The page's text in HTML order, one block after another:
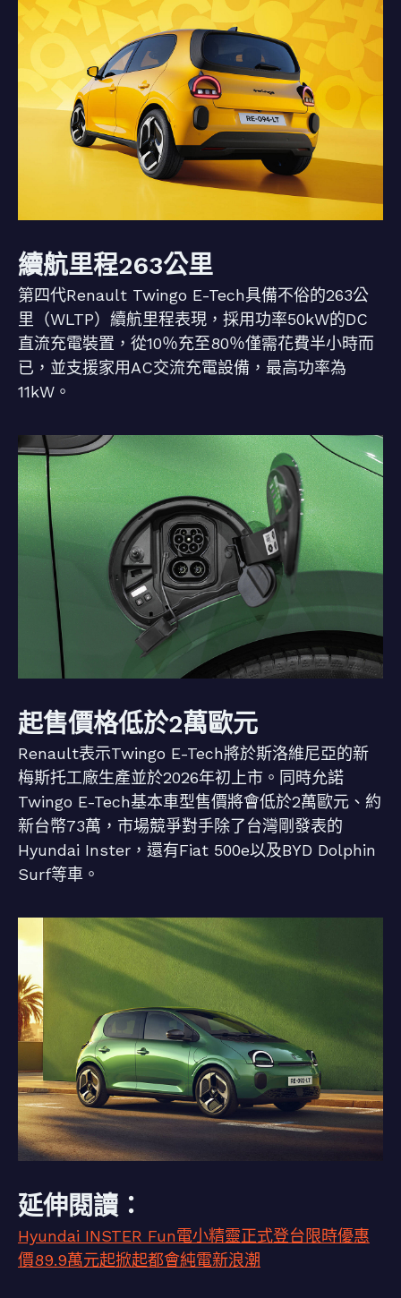
續航里程263公里
第四代Renault Twingo E-Tech具備不俗的263公
里（WLTP）續航里程表現，採用功率50kW的DC
直流充電裝置，從10％充至80％僅需花費半小時而
已，並支援家用AC交流充電設備，最高功率為
11kW。
起售價格低於2萬歐元
Renault表示Twingo E-Tech將於斯洛維尼亞的新
梅斯托工廠生產並於2026年初上市。同時允諾
Twingo E-Tech基本車型售價將會低於2萬歐元、約
新台幣73萬，市場競爭對手除了台灣剛發表的
Hyundai Inster，還有Fiat 500e以及BYD Dolphin
Surf等車。
延伸閱讀：
Hyundai INSTER Fun電小精靈正式登台限時優惠
價89.9萬元起掀起都會純電新浪潮